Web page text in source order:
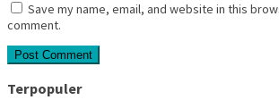
Save my name, email, and website in this
comment.
Terpopuler